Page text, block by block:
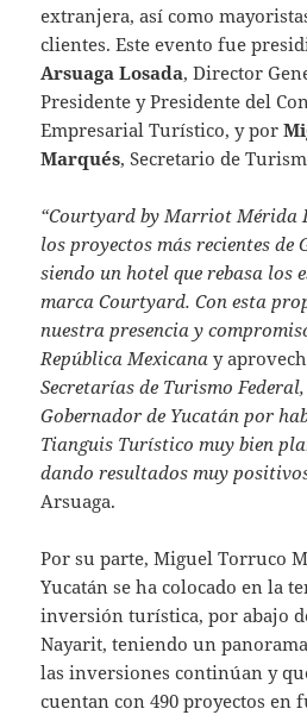
extranjera, así como
clientes. Este evento fue
Arsuaga Losada, Director
Presidente y Presidente del
Empresarial Turístico, y por
Marqués, Secretario de
“Courtyard by Marriot Mérida
los proyectos más recientes de
siendo un hotel que rebasa los
marca Courtyard. Con esta
nuestra presencia y
República Mexicana y
Secretarías de Turismo
Gobernador de Yucatán por
Tianguis Turístico muy bien
dando resultados muy
Arsuaga.
Por su parte, Miguel Torruco
Yucatán se ha colocado en la
inversión turística, por abajo
Nayarit, teniendo un
las inversiones continúan y
cuentan con 490 proyectos en